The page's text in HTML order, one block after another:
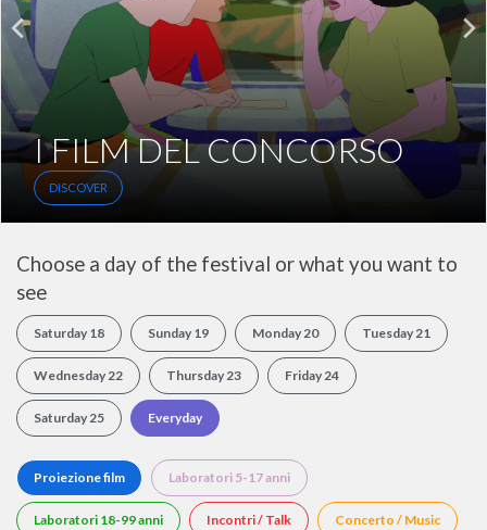
INCONTRI
DISCOVER
Choose a day of the festival or what you want to
see
Saturday 18 Sunday 19 Monday 20 Tuesday 21
Wednesday 22 Thursday 23 Friday 24
Saturday 25 Everyday
Proiezione film Laboratori 5-17 anni
Laboratori 18-99 anni Incontri / Talk Concerto / Music